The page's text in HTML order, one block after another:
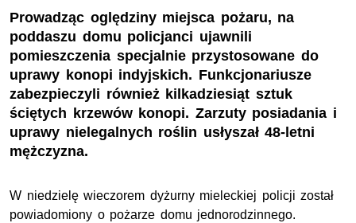
Prowadząc oględziny miejsca pożaru, na
poddaszu domu policjanci ujawnili
pomieszczenia specjalnie przystosowane do
uprawy konopi indyjskich. Funkcjonariusze
zabezpieczyli również kilkadziesiąt sztuk
ściętych krzewów konopi. Zarzuty posiadania i
uprawy nielegalnych roślin usłyszał 48-letni
mężczyzna.
W niedzielę wieczorem dyżurny mieleckiej policji został
powiadomiony o pożarze domu jednorodzinnego.